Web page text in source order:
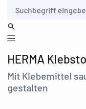
HERMA
Mit Klebemittel
gestalten